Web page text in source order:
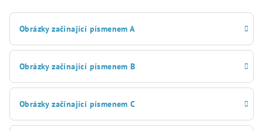
Obrázky začínající písmenem A
Obrázky začínající písmenem B
Obrázky začínající písmenem C